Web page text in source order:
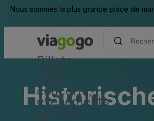
Nous sommes la plus grande place de
Billets -
concerts,
événements